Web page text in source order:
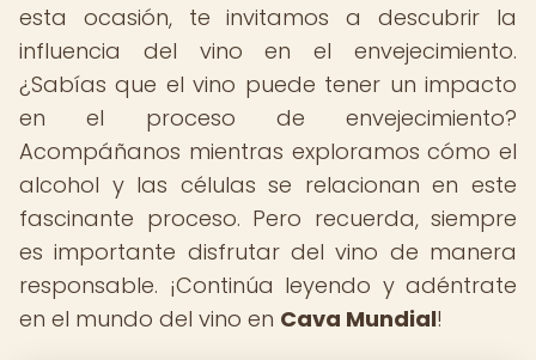
esta ocasión, te invitamos a descubrir la
influencia del vino en el envejecimiento.
¿Sabías que el vino puede tener un impacto
en el proceso de envejecimiento?
Acompáñanos mientras exploramos cómo el
alcohol y las células se relacionan en este
fascinante proceso. Pero recuerda, siempre
es importante disfrutar del vino de manera
responsable. ¡Continúa leyendo y adéntrate
en el mundo del vino en Cava Mundial!